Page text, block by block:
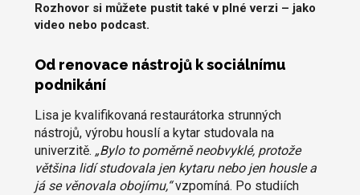
Rozhovor si můžete pustit také v plné verzi – jako
video nebo podcast.
Od renovace nástrojů k sociálnímu
podnikání
Lisa je kvalifikovaná restaurátorka strunných
nástrojů, výrobu houslí a kytar studovala na
univerzitě. „Bylo to poměrně neobvyklé, protože
většina lidí studovala jen kytaru nebo jen housle a
já se věnovala obojímu,“vzpomíná. Po studiích